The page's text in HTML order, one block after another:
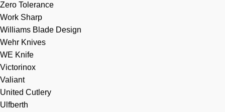
Zero Tolerance
Work Sharp
Williams Blade Design
Wehr Knives
WE Knife
Victorinox
Valiant
United Cutlery
Ulfberth